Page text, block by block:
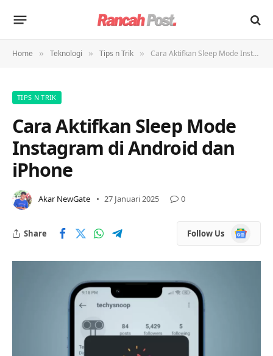
Home » Teknologi » Tips n Trik » Cara Aktifkan Sleep Mode Instagram di Android dan iPhone
TIPS N TRIK
Cara Aktifkan Sleep Mode
Instagram di Android dan
iPhone
Akar NewGate 27 Januari 2025 0
Share Follow Us
Google
News